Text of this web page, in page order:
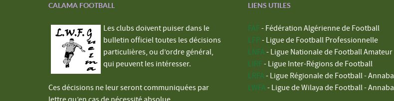
CALAMA FOOTBALL
Les clubs doivent puiser dans le
bulletin officiel toutes les décisions
particulières, ou d’ordre général,
qui peuvent les intéresser.
Ces décisions ne leur seront communiquées par
LIENS UTILES
FAF - Fédération Algérienne de Football
LFP - Ligue de Football Professionnelle
LNFA - Ligue Nationale de Football Amateur
LIRF - Ligue Inter-Régions de Football
LRFA - Ligue Régionale de Football - Annaba
LWFA - Ligue de Wilaya de Football - Annaba